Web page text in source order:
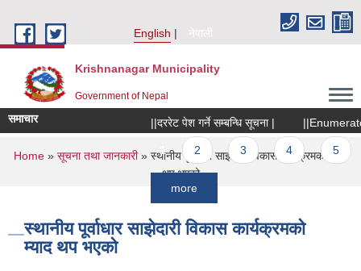
English
नेपाली
Krishnanagar Municipality
Government of Nepal
समाचार ||दररेट पेश गर्ने सम्बन्धि सूचना | ||Enumerator
Pages
1 2 3 4 5
You are here
Home » सूचना तथा जानकारी» स्थानीय पूर्वाधार साझेदारी विकास कार्यक्रमको म्याद
थप भएको
स्थानीय पूर्वाधार साझेदारी विकास कार्यक्रमको
म्याद थप भएको